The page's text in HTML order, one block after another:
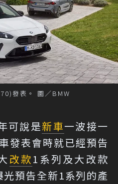
發表。 圖／BMW
可說是新車一波接一
發表會時就已經預告
改款1系列及大改款
預告全新1系列的產